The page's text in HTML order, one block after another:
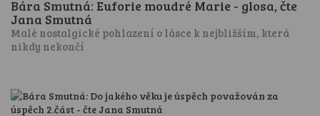
Bára Smutná: Euforie moudré Marie - glosa, čte
Jana Smutná
Malé nostalgické pohlazení o lásce k nejbližším, která
nikdy nekončí